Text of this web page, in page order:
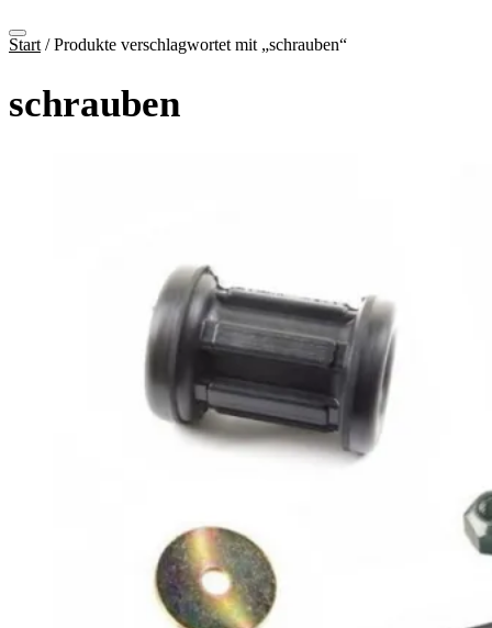
Start / Produkte verschlagwortet mit „schrauben“
schrauben